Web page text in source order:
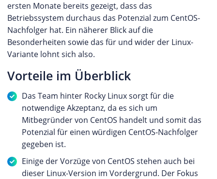
ersten Monate bereits gezeigt, dass das
Betriebssystem durchaus das Potenzial zum CentOS-
Nachfolger hat. Ein näherer Blick auf die
Besonderheiten sowie das für und wider der Linux-
Variante lohnt sich also.
Vorteile im Überblick
Das Team hinter Rocky Linux sorgt für die
notwendige Akzeptanz, da es sich um
Mitbegründer von CentOS handelt und somit das
Potenzial für einen würdigen CentOS-Nachfolger
gegeben ist.
Einige der Vorzüge von CentOS stehen auch bei
dieser Linux-Version im Vordergrund. Der Fokus